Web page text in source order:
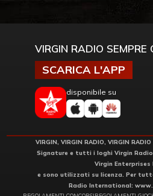
VIRGIN RADIO SEMPRE
SCARICA L'APP
disponibile su
VIRGIN, VIRGIN RADIO, VIRGIN
Signature e tutti i loghi Virgin
Virgin Enterprises
e sono utilizzati su licenza. Per
Radio International: